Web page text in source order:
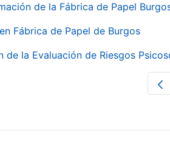
de la Fábrica de Papel
Fábrica de Papel de Burgos
la Evaluación de Riesgos